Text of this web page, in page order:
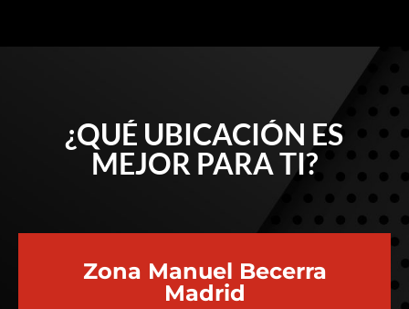
¿QUÉ UBICACIÓN ES
MEJOR PARA TI?
Zona Manuel Becerra
Madrid